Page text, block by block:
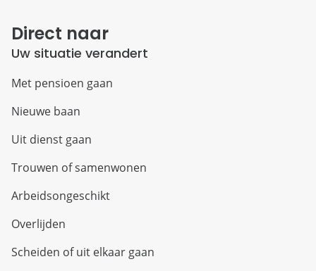
Direct naar
Uw situatie verandert
Met pensioen gaan
Nieuwe baan
Uit dienst gaan
Trouwen of samenwonen
Arbeidsongeschikt
Overlijden
Scheiden of uit elkaar gaan